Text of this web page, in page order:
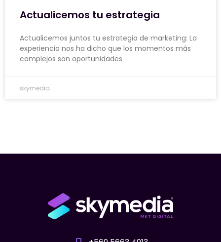
Actualicemos tu estrategia
Actualicemos juntos tu estrategia de marketing: La
experiencia nos ha dicho que los momentos más
complejos son oportunidades
skymedia